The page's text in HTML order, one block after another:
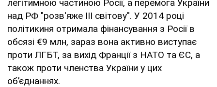
легітимною частиною Росії, а перемога України
над РФ "розв'яже ІІІ світову". У 2014 році
політикиня отримала фінансування з Росії в
обсязі €9 млн, зараз вона активно виступає
проти ЛГБТ, за вихід Франції з НАТО та ЄС, а
також проти членства України у цих
об’єднаннях.